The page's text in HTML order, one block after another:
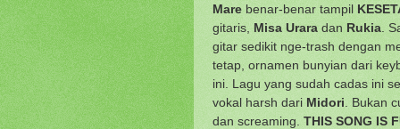
Mare benar-benar tampil
gitaris, Misa Urara dan Rukia .
gitar sedikit nge-trash dengan
tetap, ornamen bunyian dari
ini. Lagu yang sudah cadas ini
vokal harsh dari Midori . Bukan
dan screaming. THIS SONG IS